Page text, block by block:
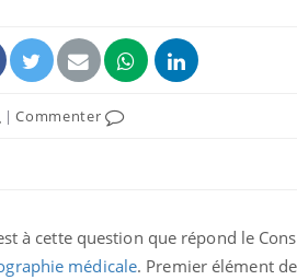
|Commenter
à cette question que répond le
médicale. Premier élément